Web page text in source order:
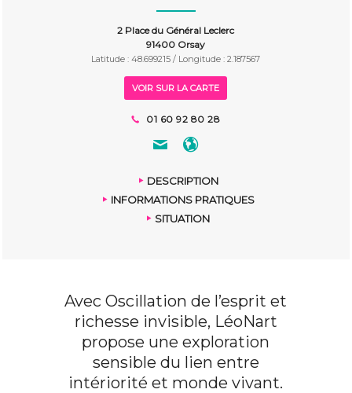
2 Place du Général Leclerc
91400 Orsay
Latitude : 48.699215 / Longitude : 2.187567
VOIR SUR LA CARTE
01 60 92 80 28
DESCRIPTION
INFORMATIONS PRATIQUES
SITUATION
Avec Oscillation de l’esprit et
richesse invisible, LéoNart
propose une exploration
sensible du lien entre
intériorité et monde vivant.